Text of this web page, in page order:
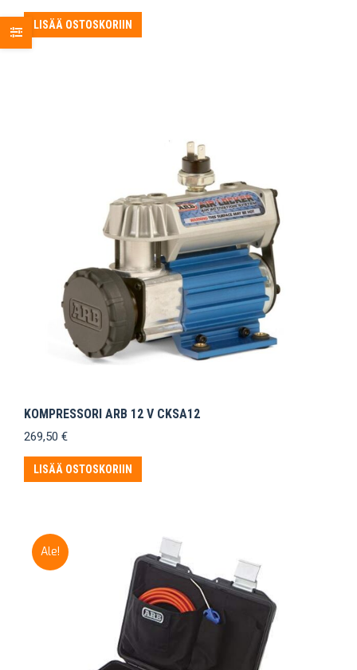
LISÄÄ OSTOSKORIIN
KOMPRESSORI ARB 12 V CKSA12
269,50 €
LISÄÄ OSTOSKORIIN
Ale!